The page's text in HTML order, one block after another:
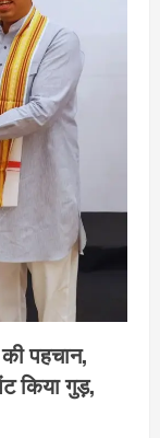
पहचान,
किया गुड़,